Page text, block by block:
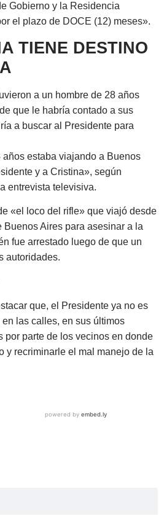
Gobierno y la Residencia
el plazo de DOCE (12) meses».
TIENE DESTINO
a un hombre de 28 años
que le habría contado a sus
a buscar al Presidente para
estaba viajando a Buenos
y a Cristina», según
entrevista televisiva.
«el loco del rifle» que viajó desde
Aires para asesinar a la
fue arrestado luego de que un
autoridades.
que, el Presidente ya no es
las calles, en sus últimos
por parte de los vecinos en donde
y recriminarle el mal manejo de la